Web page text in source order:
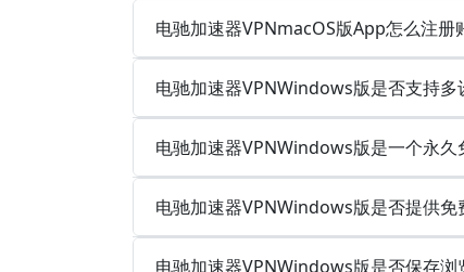
电驰加速器VPNmacOS版App怎么注册
电驰加速器VPNWindows版是否支持
电驰加速器VPNWindows版是一个永久
电驰加速器VPNWindows版是否提供免
电驰加速器VPNWindows版是否保存浏